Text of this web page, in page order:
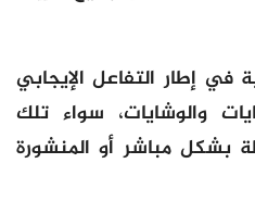
في إطار التفاعل الإيجابي
والوشايات، سواء تلك
بشكل مباشر أو المنشورة